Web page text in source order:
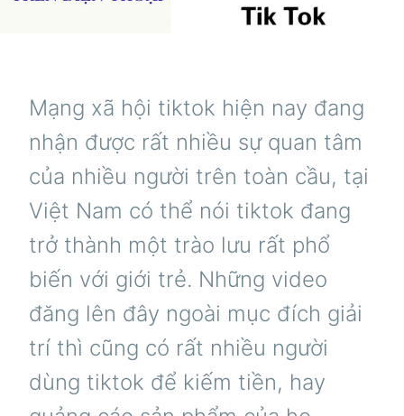
Mạng xã hội tiktok hiện nay đang
nhận được rất nhiều sự quan tâm
của nhiều người trên toàn cầu, tại
Việt Nam có thể nói tiktok đang
trở thành một trào lưu rất phổ
biến với giới trẻ. Những video
đăng lên đây ngoài mục đích giải
trí thì cũng có rất nhiều người
dùng tiktok để kiếm tiền, hay